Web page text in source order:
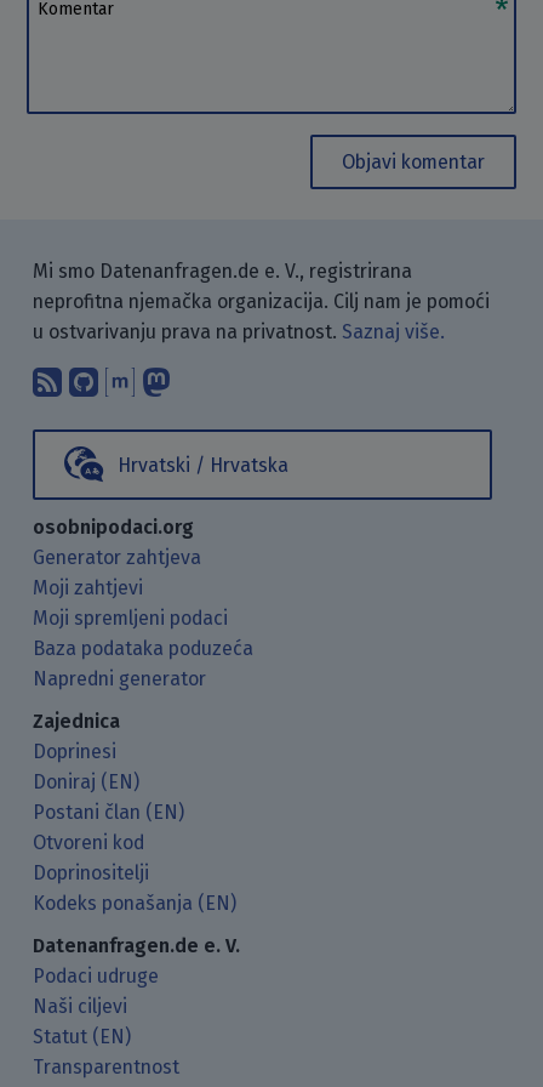
Objavi komentar
Mi smo Datenanfragen.de e. V., registrirana
neprofitna njemačka organizacija. Cilj nam je pomoći
u ostvarivanju prava na privatnost. Saznaj više.
Pretplati se na naš blog koristeći
Pronađi nas na GitHubu.
Raspravljaj s nama putem
Hrvatski / Hrvatska
osobnipodaci.org
Generator zahtjeva
Moji zahtjevi
Moji spremljeni podaci
Baza podataka poduzeća
Napredni generator
Zajednica
Doprinesi
Doniraj (EN)
Postani član (EN)
Otvoreni kod
Doprinositelji
Kodeks ponašanja (EN)
Datenanfragen.de e. V.
Podaci udruge
Naši ciljevi
Statut (EN)
Transparentnost